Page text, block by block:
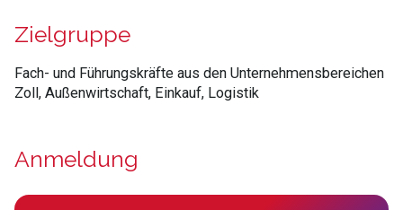
Zielgruppe
Fach- und Führungskräfte aus den Unternehmensbereichen
Zoll, Außenwirtschaft, Einkauf, Logistik
Anmeldung